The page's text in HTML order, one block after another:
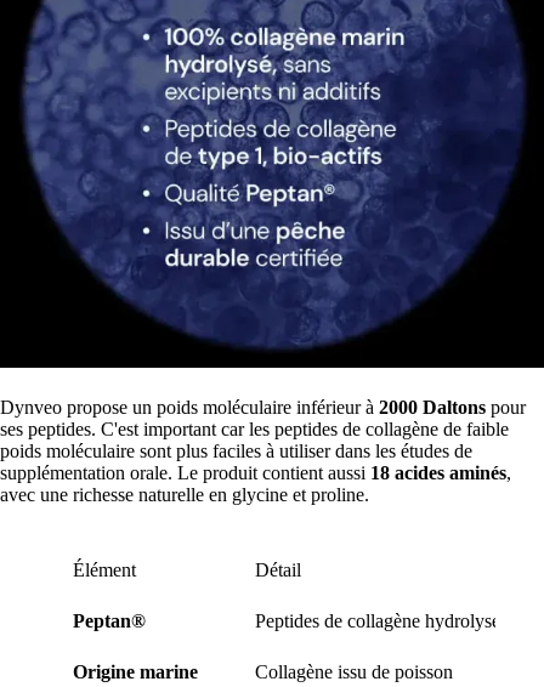
Dynveo propose un poids moléculaire inférieur à 2000 Daltons pour
ses peptides. C'est important car les peptides de collagène de faible
poids moléculaire sont plus faciles à utiliser dans les études de
supplémentation orale. Le produit contient aussi 18 acides aminés,
avec une richesse naturelle en glycine et proline.
Élément Détail
Peptan® Peptides de collagène hydrolysé
Origine marine Collagène issu de poisson